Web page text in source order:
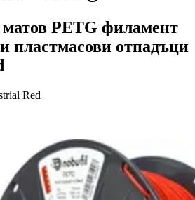
матов PETG филамент
пластмасови отпадъци
Red